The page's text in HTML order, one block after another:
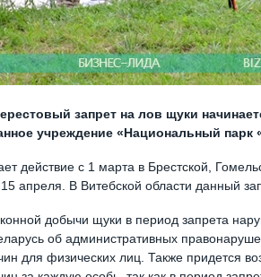
запрет на лов щуки
учреждение «Национальный парк
действие с 1 марта в Брестской,
апреля. В Витебской области данный
добычи щуки в период запрета
об административных
для физических лиц. Также придется